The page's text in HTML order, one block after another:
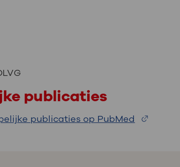
publicaties
publicaties op PubMed